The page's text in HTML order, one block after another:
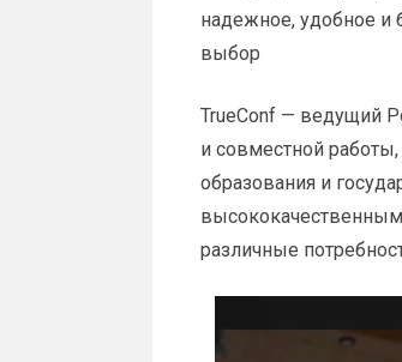
надежное, удобное и
выбор
TrueConf — ведущий
и совместной
образования и
различные